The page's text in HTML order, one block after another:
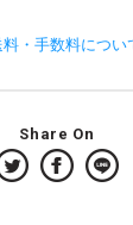
料・手数料につい
Share On